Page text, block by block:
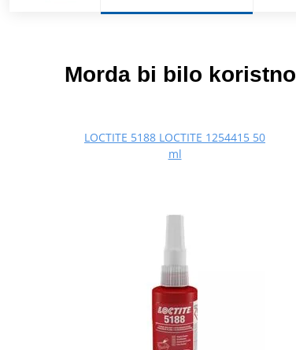
Morda bi bilo koristno
LOCTITE 5188 LOCTITE 1254415 50
ml